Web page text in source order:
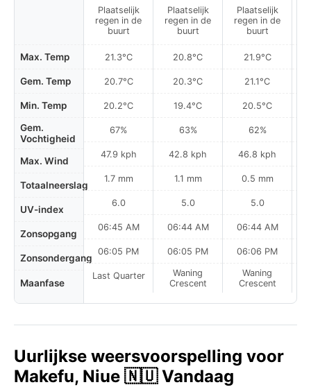
Max. Temp
Gem. Temp
Min. Temp
Gem.
Vochtigheid
Max. Wind
Totaalneerslag
UV-index
Zonsopgang
Zonsondergang
Maanfase
Plaatselijk
regen in de
buurt
21.3°C
20.7°C
20.2°C
67%
47.9 kph
1.7 mm
6.0
06:45 AM
06:05 PM
Last Quarter
Plaatselijk
regen in de
buurt
20.8°C
20.3°C
19.4°C
63%
42.8 kph
1.1 mm
5.0
06:44 AM
06:05 PM
Waning
Crescent
Plaatselijk
regen in de
buurt
21.9°C
21.1°C
20.5°C
62%
46.8 kph
0.5 mm
5.0
06:44 AM
06:06 PM
Waning
Crescent
Uurlijkse weersvoorspelling voor
Makefu, Niue 🇳🇺 Vandaag